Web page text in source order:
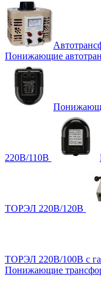
Понижающие
220В/110В
ТОРЭЛ 220В/120В
ТОРЭЛ 220В/100В с
Понижающие